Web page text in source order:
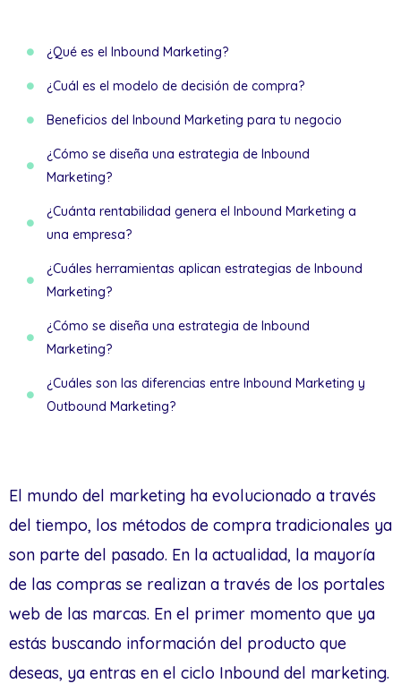
¿Qué es el Inbound Marketing?
¿Cuál es el modelo de decisión de compra?
Beneficios del Inbound Marketing para tu negocio
¿Cómo se diseña una estrategia de Inbound
Marketing?
¿Cuánta rentabilidad genera el Inbound Marketing a
una empresa?
¿Cuáles herramientas aplican estrategias de Inbound
Marketing?
¿Cómo se diseña una estrategia de Inbound
Marketing?
¿Cuáles son las diferencias entre Inbound Marketing y
Outbound Marketing?
El mundo del marketing ha evolucionado a través
del tiempo, los métodos de compra tradicionales ya
son parte del pasado. En la actualidad, la mayoría
de las compras se realizan a través de los portales
web de las marcas. En el primer momento que ya
estás buscando información del producto que
deseas, ya entras en el ciclo Inbound del marketing.